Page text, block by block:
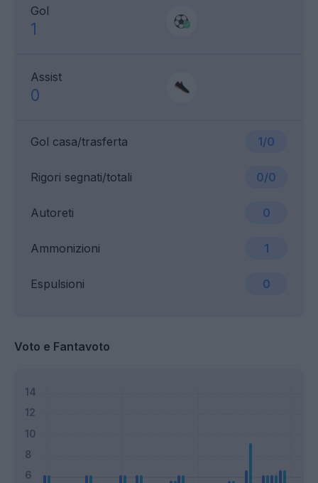
Gol
1
Assist
0
Gol casa/trasferta 1/0
Ammonizioni 1
Rigori segnati/totali 0/0
Espulsioni 0
Autoreti 0
Voto e Fantavoto